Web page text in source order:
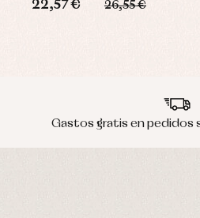
22,57 € 26,55 €
Gastos gratis en pedidos